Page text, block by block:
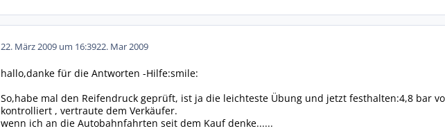
22. März 2009 um 16:3922. Mar 2009
hallo,danke für die Antworten -Hilfe:smile:
So,habe mal den Reifendruck geprüft, ist ja die leichteste Übung und jetzt festhalten:4,8 bar
kontrolliert , vertraute dem Verkäufer.
wenn ich an die Autobahnfahrten seit dem Kauf denke......